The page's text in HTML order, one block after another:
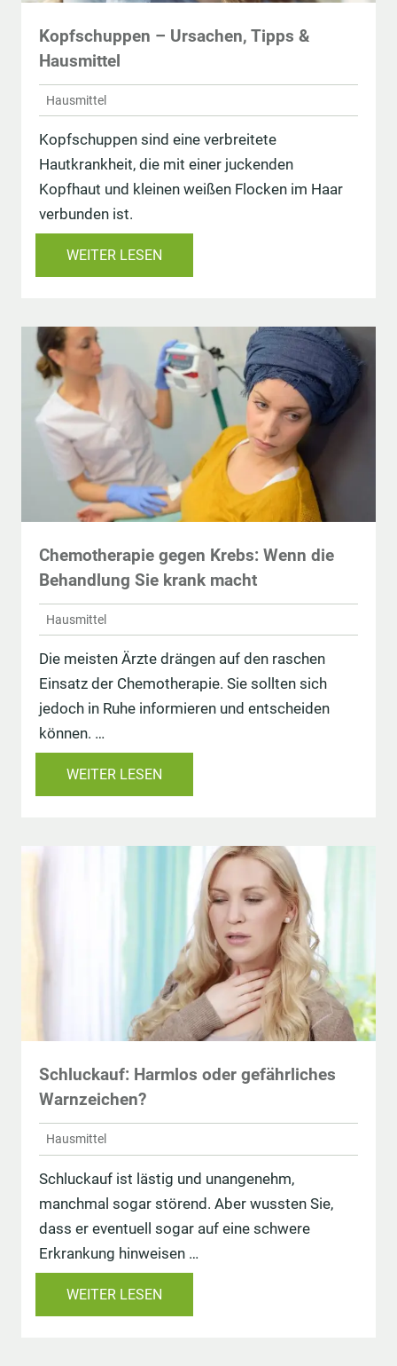
Kopfschuppen – Ursachen, Tipps &
Hausmittel
Hausmittel
Kopfschuppen sind eine verbreitete
Hautkrankheit, die mit einer juckenden
Kopfhaut und kleinen weißen Flocken im Haar
verbunden ist.
WEITER LESEN
Chemotherapie gegen Krebs: Wenn die
Behandlung Sie krank macht
Hausmittel
Die meisten Ärzte drängen auf den raschen
Einsatz der Chemotherapie. Sie sollten sich
jedoch in Ruhe informieren und entscheiden
können. …
WEITER LESEN
Schluckauf: Harmlos oder gefährliches
Warnzeichen?
Hausmittel
Schluckauf ist lästig und unangenehm,
manchmal sogar störend. Aber wussten Sie,
dass er eventuell sogar auf eine schwere
Erkrankung hinweisen …
WEITER LESEN